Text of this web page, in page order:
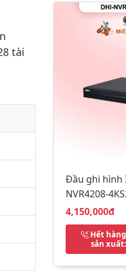
tài
Đầu ghi hình
NVR4208-
Chính hãng
Giá bán:
4,150,000đ
Hết
sản xuất